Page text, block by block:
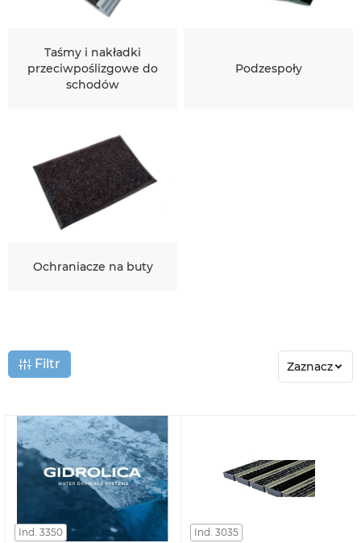
Taśmy i nakładki
przeciwpoślizgowe do
schodów
Podzespoły
Ochraniacze na buty
Filtr Zaznacz
Ind. 3350 Ind. 3035